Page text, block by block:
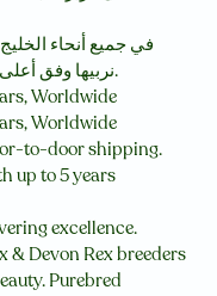
في جميع أنحاء
— نربيها وفق أعلى معايير الصحة والجمال والطباع الهادئة.
Worldwide
Worldwide
to-door shipping.
up to 5 years
excellence.
& Devon Rex breeders
Purebred